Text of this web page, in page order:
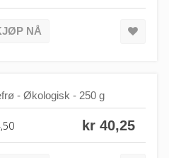
NÅ
- Økologisk - 250 g
kr 40,25